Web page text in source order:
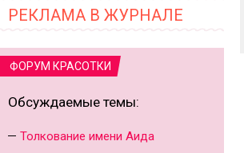
РЕКЛАМА В ЖУРНАЛЕ
ФОРУМ КРАСОТКИ
Обсуждаемые темы:
Толкование имени Аида